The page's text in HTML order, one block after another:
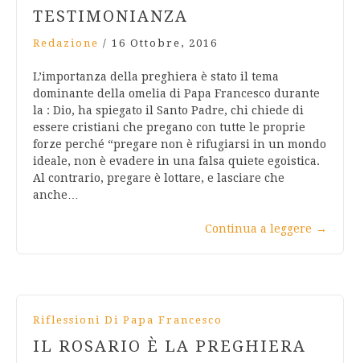
TESTIMONIANZA
Redazione / 16 Ottobre, 2016
L’importanza della preghiera è stato il tema
dominante della omelia di Papa Francesco durante
la : Dio, ha spiegato il Santo Padre, chi chiede di
essere cristiani che pregano con tutte le proprie
forze perché “pregare non è rifugiarsi in un mondo
ideale, non è evadere in una falsa quiete egoistica.
Al contrario, pregare è lottare, e lasciare che
anche…
Continua a leggere →
Riflessioni Di Papa Francesco
IL ROSARIO È LA PREGHIERA